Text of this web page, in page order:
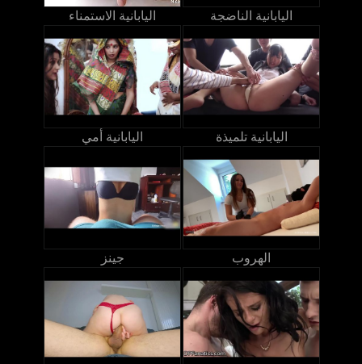
اليابانية الاستمناء اليابانية الناضجة
اليابانية أمي اليابانية تلميذة
جينز الهروب